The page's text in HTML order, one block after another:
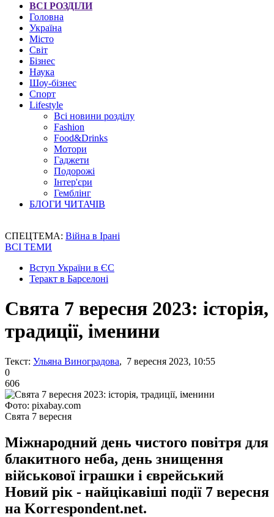
ВСІ РОЗДІЛИ
Головна
Україна
Місто
Світ
Бізнес
Наука
Шоу-бізнес
Спорт
Lifestyle
Всі новини розділу
Fashion
Food&Drinks
Мотори
Гаджети
Подорожі
Інтер'єри
Гемблінг
БЛОГИ ЧИТАЧІВ
СПЕЦТЕМА: Війна в Ірані
ВСІ ТЕМИ
Вступ України в ЄС
Теракт в Барселоні
Свята 7 вересня 2023: історія,
традиції, іменини
Текст: Ульяна Виноградова, 7 вересня 2023, 10:55
0
606
Фото: pixabay.com
Свята 7 вересня
Міжнародний день чистого повітря для
блакитного неба, день знищення
військової іграшки і єврейський
Новий рік - найцікавіші події 7 вересня
на Korrespondent.net.